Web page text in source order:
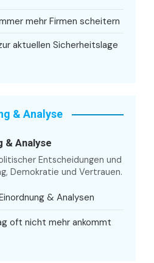
mehr Firmen scheitern
aktuellen Sicherheitslage
& Analyse
& Analyse
Entscheidungen und
Demokratie und Vertrauen.
& Analysen
oft nicht mehr ankommt